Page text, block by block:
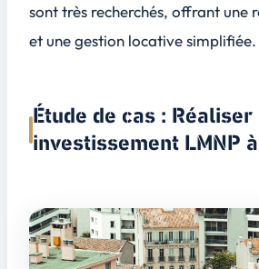
sont très recherchés, offrant une
et une gestion locative simplifiée.
Étude de cas : Réaliser
investissement LMNP